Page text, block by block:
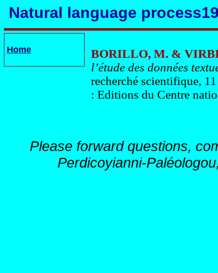
Natural language
Home
BORILLO, M. &
l’étude des données
recherché scientifique,
: Editions du Centre
Please forward questions,
Perdicoyianni-